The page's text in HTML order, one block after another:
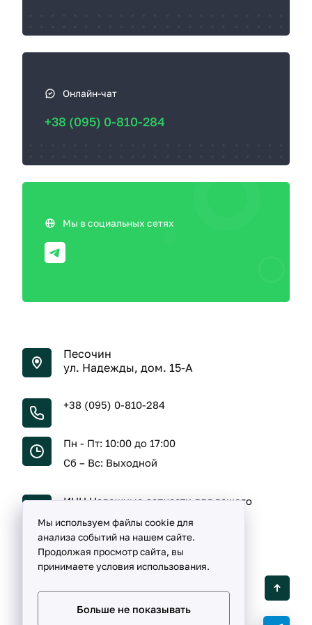
Онлайн-чат
+38 (095) 0-810-284
Мы в социальных сетях
Песочин
ул. Надежды, дом. 15-А
+38 (095) 0-810-284
Пн - Пт: 10:00 до 17:00
Сб – Вс: Выходной
ИНН Надежные запчасти для вашего
автомобиля
Мы используем файлы cookie для
анализа событий на нашем сайте.
Продолжая просмотр сайта, вы
принимаете условия использования.
Больше не показывать